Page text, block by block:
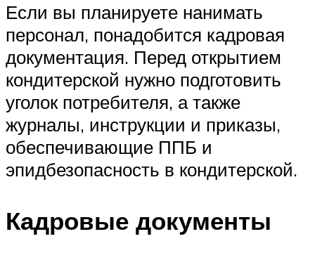
Если вы планируете нанимать
персонал, понадобится кадровая
документация. Перед открытием
кондитерской нужно подготовить
уголок потребителя, а также
журналы, инструкции и приказы,
обеспечивающие ППБ и
эпидбезопасность в кондитерской.
Кадровые документы